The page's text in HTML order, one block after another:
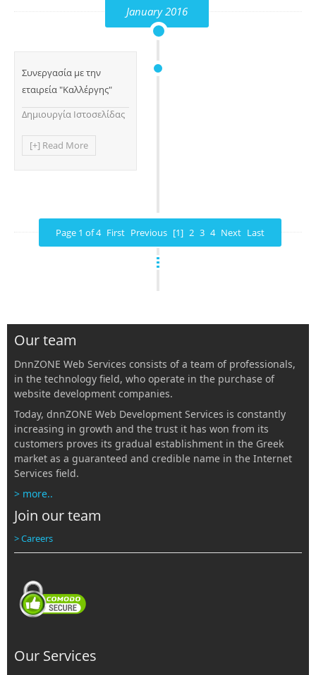
January 2016
Συνεργασία με την
εταιρεία "Καλλέργης"
Δημιουργία Ιστοσελίδας
[+] Read More
Page 1 of 4 First Previous [1] 2 3 4 Next Last
Our team
DnnZONE Web Services consists of a team of professionals,
in the technology field, who operate in the purchase of
website development companies.
Today, dnnZONE Web Development Services is constantly
increasing in growth and the trust it has won from its
customers proves its gradual establishment in the Greek
market as a guaranteed and credible name in the Internet
Services field.
> more..
Join our team
> Careers
Our Services